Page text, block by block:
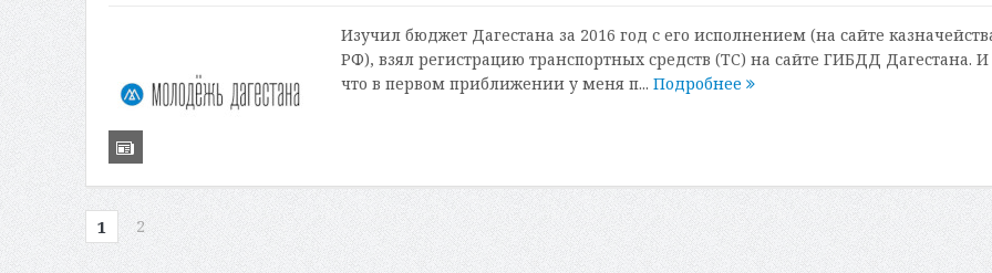
Изучил бюджет Дагестана за 2016 год с его исполнением (на сайте
РФ), взял регистрацию транспортных средств (ТС) на сайте ГИБДД Дагестана. И
что в первом приближении у меня п... Подробнее
1 2